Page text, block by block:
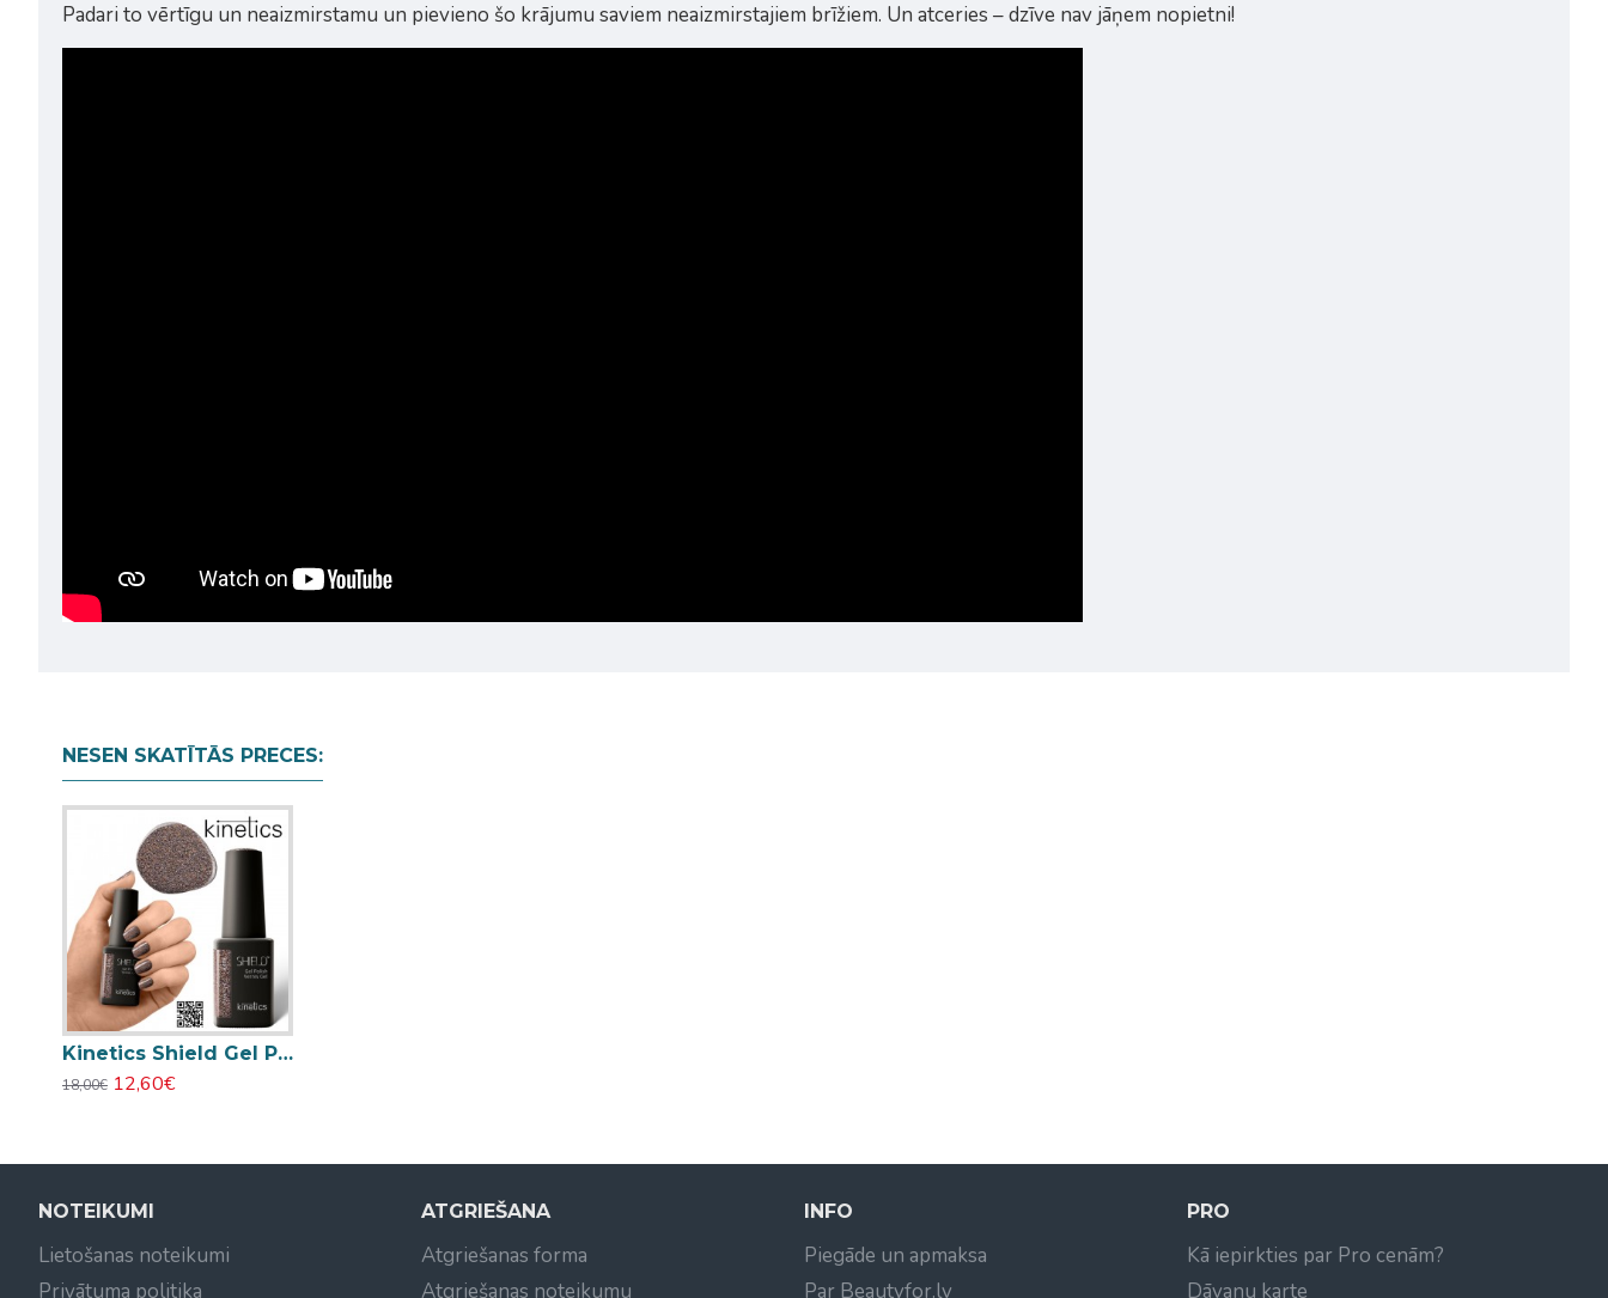
Padari to vērtīgu un neaizmirstamu un pievieno šo krājumu saviem neaizmirstajiem brīžiem. Un atceries – dzīve nav jāņem nopietni!
NESEN SKATĪTĀS PRECES:
Kinetics Shield Gel Polish 15ml #449 A Bit of a Devil
18,00€ 12,60€
NOTEIKUMI
Lietošanas noteikumi
Privātuma politika
ATGRIEŠANA
Atgriešanas forma
Atgriešanas noteikumu
INFO
Piegāde un apmaksa
Par Beautyfor.lv
PRO
Kā iepirkties par Pro cenām?
Dāvanu karte